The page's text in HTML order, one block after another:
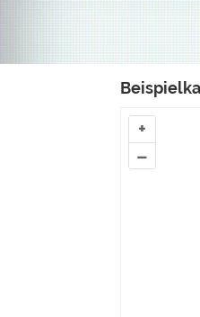
+
–